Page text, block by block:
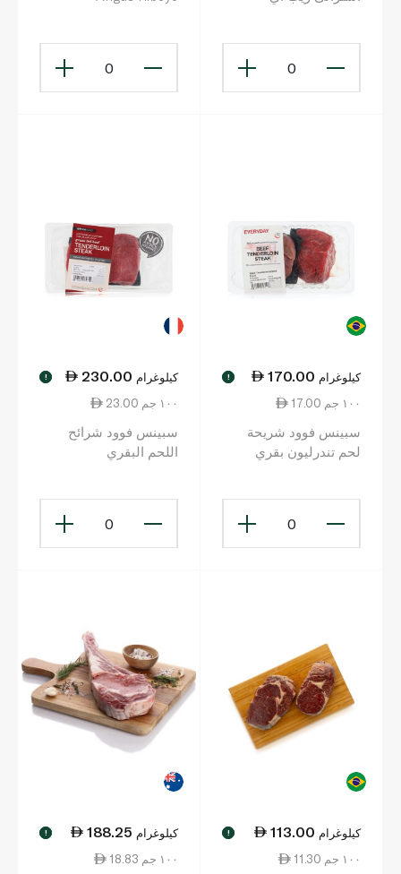
0
0
170.00 كيلوغرام !
17.00 ١٠٠ جم
سبينس فوود شريحة
لحم تندرليون بقري
0
230.00 كيلوغرام !
23.00 ١٠٠ جم
سبينس فوود شرائح
اللحم البقري
0
113.00 كيلوغرام !
11.30 ١٠٠ جم
188.25 كيلوغرام !
18.83 ١٠٠ جم